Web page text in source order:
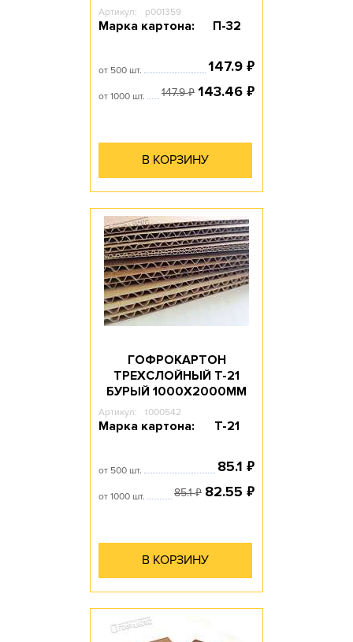
Артикул: p001359
Марка картона: П-32
от 500 шт. 147.9 ₽
от 1000 шт. 147.9₽ 143.46 ₽
В КОРЗИНУ
ГОФРОКАРТОН
ТРЕХСЛОЙНЫЙ Т-21
БУРЫЙ 1000Х2000ММ
Артикул: t000542
Марка картона: Т-21
от 500 шт. 85.1 ₽
от 1000 шт. 85.1₽ 82.55 ₽
В КОРЗИНУ